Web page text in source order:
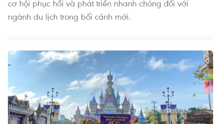
cơ hội phục hồi và phát triển nhanh chóng đối với
ngành du lịch trong bối cảnh mới.